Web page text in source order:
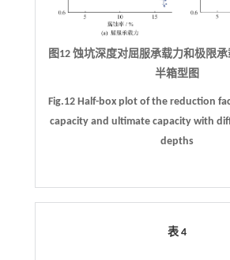
图12 蚀坑深度对屈服承载力和极限
半箱型图
Fig.12 Half-box plot of the reduction
capacity and ultimate capacity with
depths
表 4